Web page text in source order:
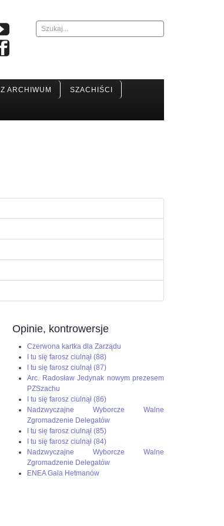
Szukaj...
Z ARCHIWUM SZACHIŚCI
Opinie, kontrowersje
Czerwona kartka dla Zarządu
I tu się farosz ciulnął (88)
I tu się farosz ciulnął (87)
Arc. Radosław Jedynak nowym prezesem
PZSzachu
I tu się farosz ciulnął (86)
Nadzwyczajne Wyborcze Walne
Zgromadzenie Delegatów
I tu się farosz ciulnął (85)
I tu się farosz ciulnął (84)
Nadzwyczajne Wyborcze Walne
Zgromadzenie Delegatów
ENEA Gala Hetmanów